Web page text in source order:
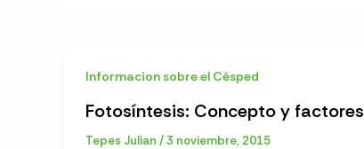
Informacion sobre el Césped
Fotosíntesis: Concepto y factores
Tepes Julian /3 noviembre, 2015